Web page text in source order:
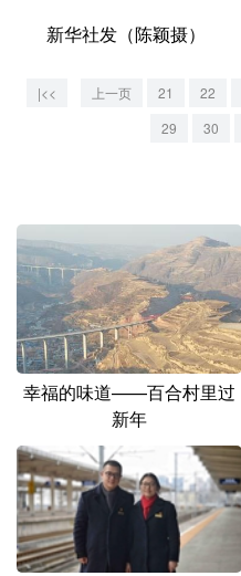
浙江 安徽
广西
新疆 内蒙古
多语种频道
English Español
Русский язык
Deutsch Português
新华社发（陈颖摄）
|<< 上一页 21 22
29
30
幸福的味道——百合村里过
新年